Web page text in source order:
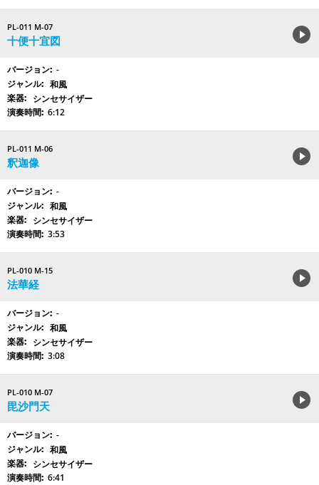
PL-011 M-07
十便十宜図
-
和風
シンセサイザー
6:12
PL-011 M-06
釈迦像
-
和風
シンセサイザー
3:53
PL-010 M-15
法華経
-
和風
シンセサイザー
3:08
PL-010 M-07
毘沙門天
-
和風
シンセサイザー
6:41